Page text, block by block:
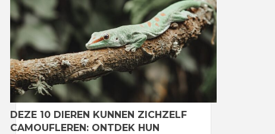
DEZE 10 DIEREN KUNNEN ZICHZELF
CAMOUFLEREN: ONTDEK HUN